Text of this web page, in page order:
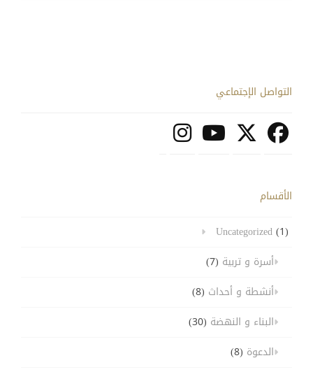
التواصل الإجتماعي
الأقسام
Uncategorized(1)
أسرة و تربية (7)
أنشطة و أحداث (8)
البناء و النهضة (30)
الدعوة (8)